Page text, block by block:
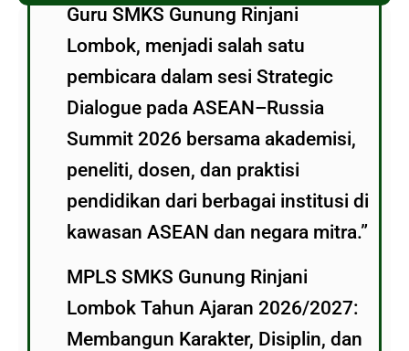
Guru SMKS Gunung Rinjani
Lombok, menjadi salah satu
pembicara dalam sesi Strategic
Dialogue pada ASEAN–Russia
Summit 2026 bersama akademisi,
peneliti, dosen, dan praktisi
pendidikan dari berbagai institusi di
kawasan ASEAN dan negara mitra.”
MPLS SMKS Gunung Rinjani
Lombok Tahun Ajaran 2026/2027:
Membangun Karakter, Disiplin, dan